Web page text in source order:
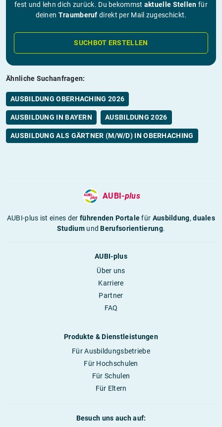
fest und lehn dich zurück. Du bekommst aktuelle Stellen für
deinen Traumberuf direkt per Mail zugeschickt.
SUCHBOT ERSTELLEN
Ähnliche Suchanfragen:
AUSBILDUNG OBERHACHING 2026
AUSBILDUNG IN BAYERN AUSBILDUNG 2026
AUSBILDUNG ALS GÄRTNER (M/W/D) IN OBERHACHING
AUBI-plus
AUBI-plus ist eines derführenden Portalefür Ausbildung,duales
StudiumundBerufsorientierung.
AUBI-plus
Über uns
Karriere
Partner
FAQ
Produkte & Dienstleistungen
Für Ausbildungsbetriebe
Für Hochschulen
Für Schulen
Für Eltern
Besuch uns auch auf: